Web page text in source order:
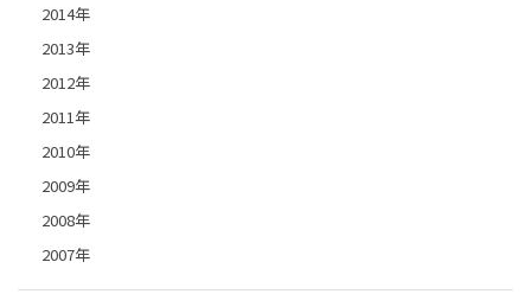
2014年
2013年
2012年
2011年
2010年
2009年
2008年
2007年